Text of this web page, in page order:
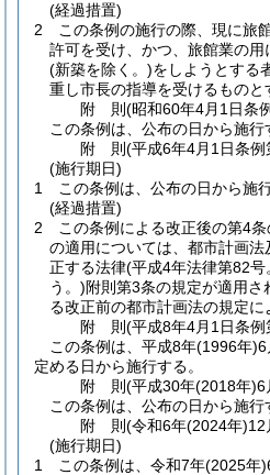
(経過措置)
2
この条例の施行の際、現に旅
許可を受け、かつ、旅館業の
(新築を除く。)をしようとする
重し市長の指導を受けるものと
附 則(昭和60年4月1日条
この条例は、公布の日から施行
附 則(平成6年4月1日条例
(施行期日)
1
この条例は、公布の日から施行
(経過措置)
2
この条例による改正後の第4
の適用については、都市計画
正する法律(平成4年法律第82
う。)附則第3条の規定が適用さ
る改正前の都市計画法の規定に
附 則(平成8年4月1日条例
この条例は、平成8年(1996年)6
定める日から施行する。
附 則(平成30年(2018年)6
この条例は、公布の日から施行
附 則(令和6年(2024年)12
(施行期日)
1
この条例は、令和7年(2025年)